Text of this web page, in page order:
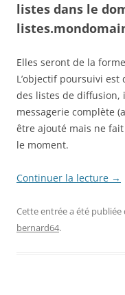
listes dans le
Elles seront de la
L’objectif poursuivi est
des listes de diffusion,
messagerie complète
être ajouté mais ne
le moment.
Continuer la lecture →
Cette entrée a été publiée
bernard64.